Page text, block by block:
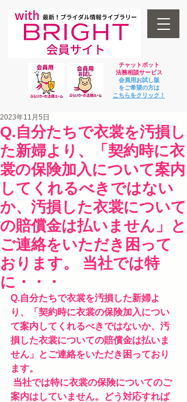
チャットボット
法務相談サービス
会員用お試し版
をご希望の方は
​こちらをクリック！
Q.自分たちで衣裳を汚損し
た新婦より、「契約時に衣
裳の保険加入について案内
してくれるべきではない
か、汚損した衣裳について
の賠償金は払いません」と
ご連絡をいただき困って
おります。 当社では特
に・・・
2023年11月5日
Q.自分たちで衣裳を汚損した新婦よ
り、「契約時に衣裳の保険加入につい
て案内してくれるべきではないか、汚
損した衣裳についての賠償金は払いま
せん」とご連絡をいただき困っており
ます。
案内はしていません。どう対応すれば